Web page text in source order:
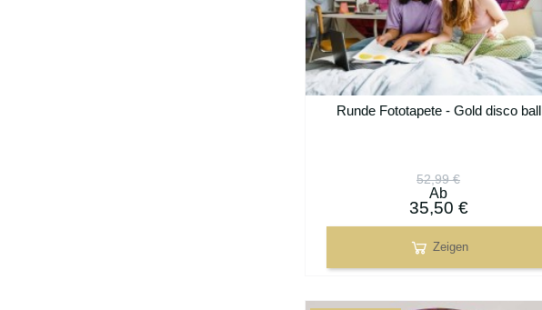
Runde Fototapete - Gold disco ball
52,99 €
Ab
35,50 €
Zeigen